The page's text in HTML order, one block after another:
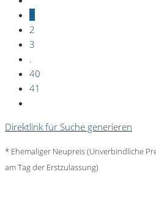
1
2
3
.
40
41
Direktlink für Suche generieren
* Ehemaliger Neupreis (Unverbindliche
am Tag der Erstzulassung)